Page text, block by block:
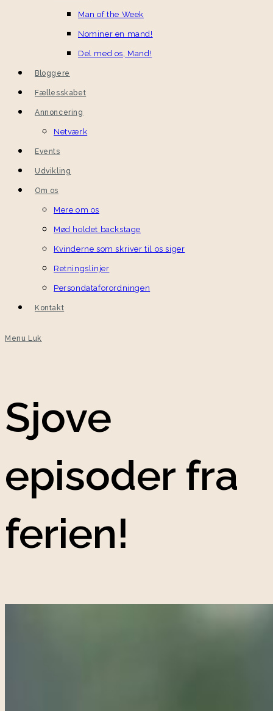
Man of the Week
Nominer en mand!
Del med os, Mand!
Bloggere
Fællesskabet
Annoncering
Netværk
Events
Udvikling
Om os
Mere om os
Mød holdet backstage
Kvinderne som skriver til os siger
Retningslinjer
Persondataforordningen
Kontakt
Menu Luk
Sjove
episoder fra
ferien!